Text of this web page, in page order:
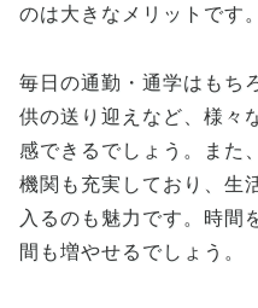
のは大きなメリットです。
毎日の通勤・通学はもち
供の送り迎えなど、様々
感できるでしょう。また
機関も充実しており、生
入るのも魅力です。時間
間も増やせるでしょう。